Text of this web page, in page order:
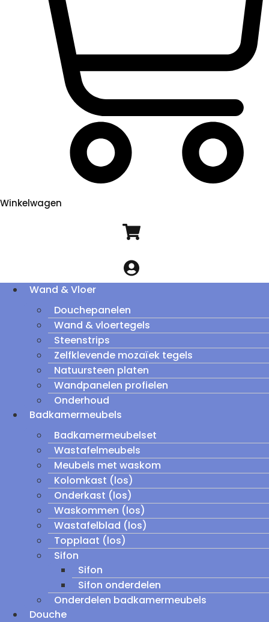
Winkelwagen
Wand & Vloer
Douchepanelen
Wand & vloertegels
Steenstrips
Zelfklevende mozaïek tegels
Natuursteen platen
Wandpanelen profielen
Onderhoud
Badkamermeubels
Badkamermeubelset
Wastafelmeubels
Meubels met waskom
Kolomkast (los)
Onderkast (los)
Waskommen (los)
Wastafelblad (los)
Topplaat (los)
Sifon
Sifon
Sifon onderdelen
Onderdelen badkamermeubels
Douche